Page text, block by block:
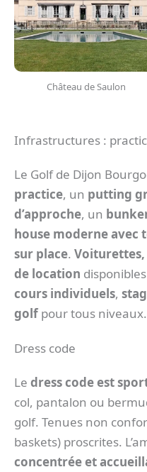
Château de Saulon
Infrastructures :
Le Golf de Dijon
practice, un putting
d’approche, un
house moderne avec
sur place.
de location
cours individuels,
golf pour tous niveaux.
Dress code
Le dress code est
col, pantalon ou
golf. Tenues non
baskets) proscrites.
concentrée et